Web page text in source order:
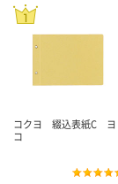
コクヨ 綴込表紙C ヨ
コ